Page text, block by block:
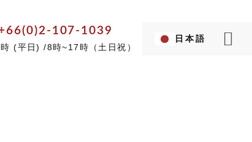
107-1039
(平日) /8時~17時（土日祝）
Language...
日本語